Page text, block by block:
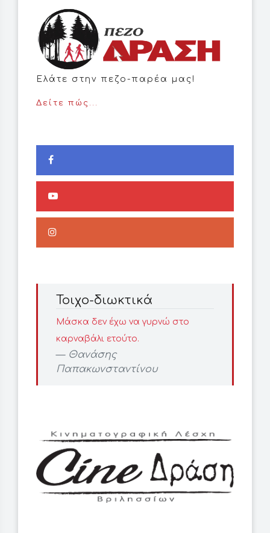
Ελάτε στην πεζο-παρέα μας!
Δείτε πώς...
Τοιχο-διωκτικά
Μάσκα δεν έχω να γυρνώ στο
καρναβάλι ετούτο.
Θανάσης
Παπακωνσταντίνου